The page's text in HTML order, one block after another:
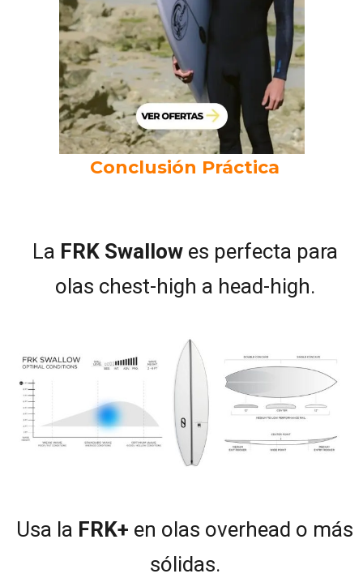
Kelly Slater. FRK Swallow
Conclusión Práctica
La FRK Swallowes perfecta para
olas chest-high a head-high.
Usa la FRK+ en olas overhead o más
sólidas.